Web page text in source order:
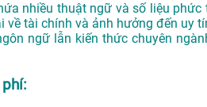
nhiều thuật ngữ và số liệu
về tài chính và ảnh hưởng đến uy
ngữ lẫn kiến thức chuyên